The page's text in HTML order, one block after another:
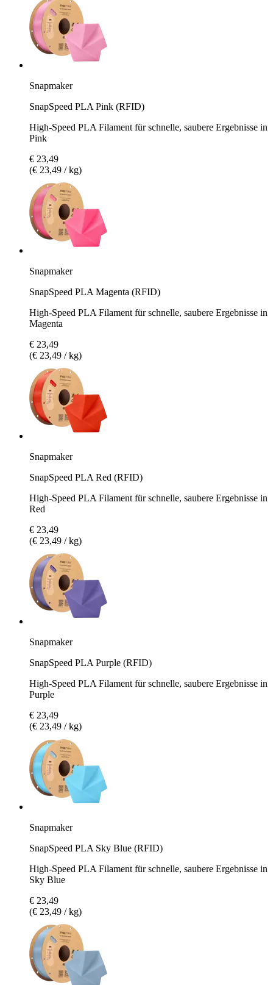
Snapmaker
SnapSpeed PLA Pink (RFID)
High-Speed PLA Filament für schnelle, saubere Ergebnisse in
Pink
€ 23,49
(€ 23,49 / kg)
Snapmaker
SnapSpeed PLA Magenta (RFID)
High-Speed PLA Filament für schnelle, saubere Ergebnisse in
Magenta
€ 23,49
(€ 23,49 / kg)
Snapmaker
SnapSpeed PLA Red (RFID)
High-Speed PLA Filament für schnelle, saubere Ergebnisse in
Red
€ 23,49
(€ 23,49 / kg)
Snapmaker
SnapSpeed PLA Purple (RFID)
High-Speed PLA Filament für schnelle, saubere Ergebnisse in
Purple
€ 23,49
(€ 23,49 / kg)
Snapmaker
SnapSpeed PLA Sky Blue (RFID)
High-Speed PLA Filament für schnelle, saubere Ergebnisse in
Sky Blue
€ 23,49
(€ 23,49 / kg)